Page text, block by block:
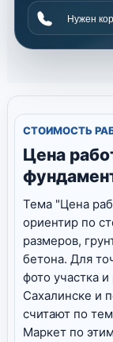
Нужен
СТОИМОСТЬ
Цена
Тема "Цена
ориентир по
размеров,
бетона. Для
фото участка
Сахалинске и
считают по
Маркет по